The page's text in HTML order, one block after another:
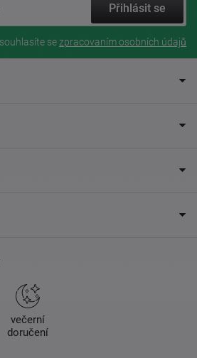
Přihlásit se
sezpracovaním osobních údajů
večerní
doručení